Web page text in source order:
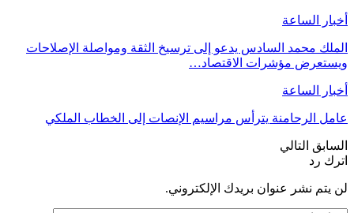
أخبار الساعة
الملك محمد السادس يدعو إلى ترسيخ الثقة ومواصلة الإصلاحات
ويستعرض مؤشرات الاقتصاد…
أخبار الساعة
عامل الرحامنة يترأس مراسيم الإنصات إلى الخطاب الملكي
السابق التالي
اترك رد
لن يتم نشر عنوان بريدك الإلكتروني.